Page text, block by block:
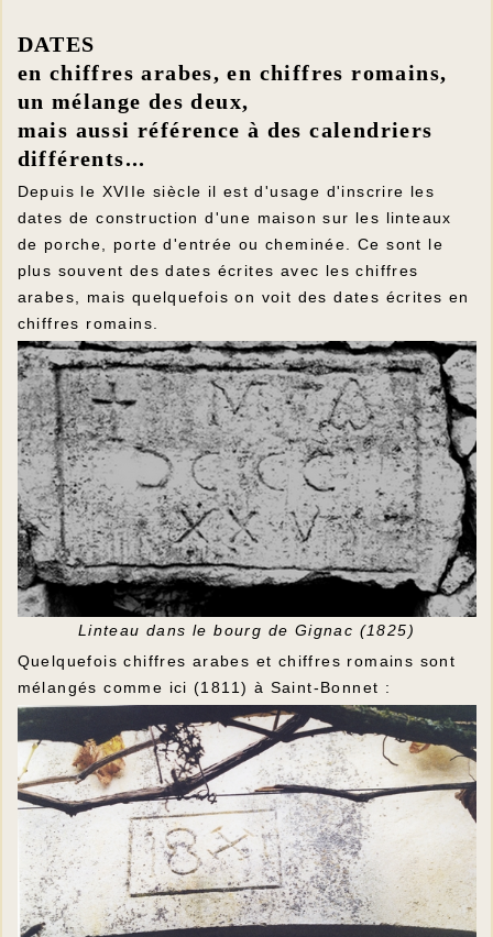
DATES
en chiffres arabes, en chiffres romains,
un mélange des deux,
mais aussi référence à des calendriers
différents...
Depuis le XVIIe siècle il est d'usage d'inscrire les
dates de construction d'une maison sur les linteaux
de porche, porte d'entrée ou cheminée. Ce sont le
plus souvent des dates écrites avec les chiffres
arabes, mais quelquefois on voit des dates écrites en
chiffres romains.
Linteau dans le bourg de Gignac (1825)
Quelquefois chiffres arabes et chiffres romains sont
mélangés comme ici (1811) à Saint-Bonnet :